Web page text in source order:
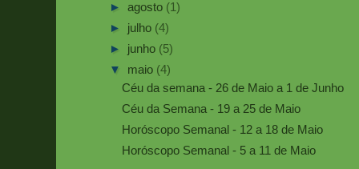
►agosto (1)
► julho (4)
► junho (5)
▼ maio (4)
Céu da semana - 26 de Maio a 1 de Junho
Céu da Semana - 19 a 25 de Maio
Horóscopo Semanal - 12 a 18 de Maio
Horóscopo Semanal - 5 a 11 de Maio